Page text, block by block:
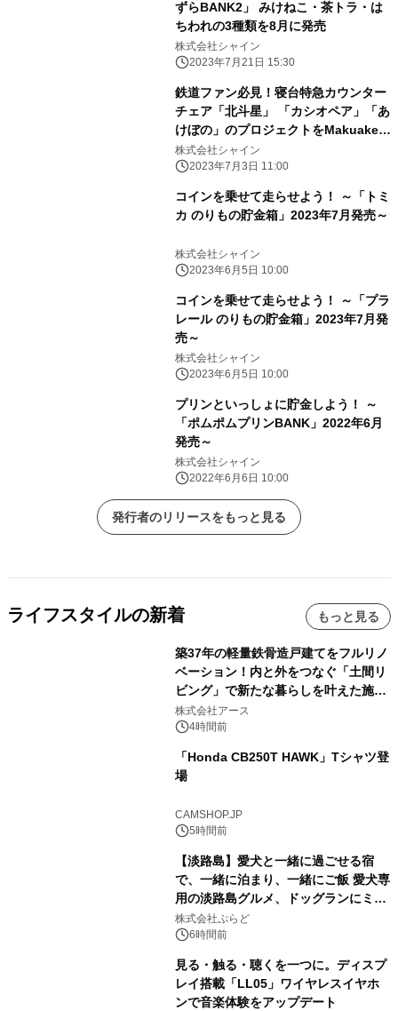
ずらBANK2」 みけねこ・茶トラ・は
ちわれの3種類を8月に発売
株式会社シャイン
2023年7月21日 15:30
鉄道ファン必見！寝台特急カウンター
チェア「北斗星」 「カシオペア」「あ
けぼの」のプロジェクトをMakuakeで
開始
株式会社シャイン
2023年7月3日 11:00
コインを乗せて走らせよう！ ～「トミ
カ のりもの貯金箱」2023年7月発売～
株式会社シャイン
2023年6月5日 10:00
コインを乗せて走らせよう！ ～「プラ
レール のりもの貯金箱」2023年7月発
売～
株式会社シャイン
2023年6月5日 10:00
プリンといっしょに貯金しよう！ ～
「ポムポムプリンBANK」2022年6月
発売～
株式会社シャイン
2022年6月6日 10:00
発行者のリリースをもっと見る
ライフスタイルの新着 もっと見る
築37年の軽量鉄骨造戸建てをフルリノ
ベーション！内と外をつなぐ「土間リ
ビング」で新たな暮らしを叶えた施工
事例を株式会社アースが公開
株式会社アース
4時間前
「Honda CB250T HAWK」Tシャツ登
場
CAMSHOP.JP
5時間前
【淡路島】愛犬と一緒に過ごせる宿
で、一緒に泊まり、一緒にご飯 愛犬専
用の淡路島グルメ、ドッグランにミニ
プール グランピングとトレーラーハウ
スの2施設で
株式会社ぷらど
6時間前
見る・触る・聴くを一つに。ディスプ
レイ搭載「LL05」ワイヤレスイヤホ
ンで音楽体験をアップデート